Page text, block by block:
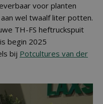
voor planten
wel twaalf liter potten.
TH-FS heftruckspuit
begin 2025
bij Potcultures van der